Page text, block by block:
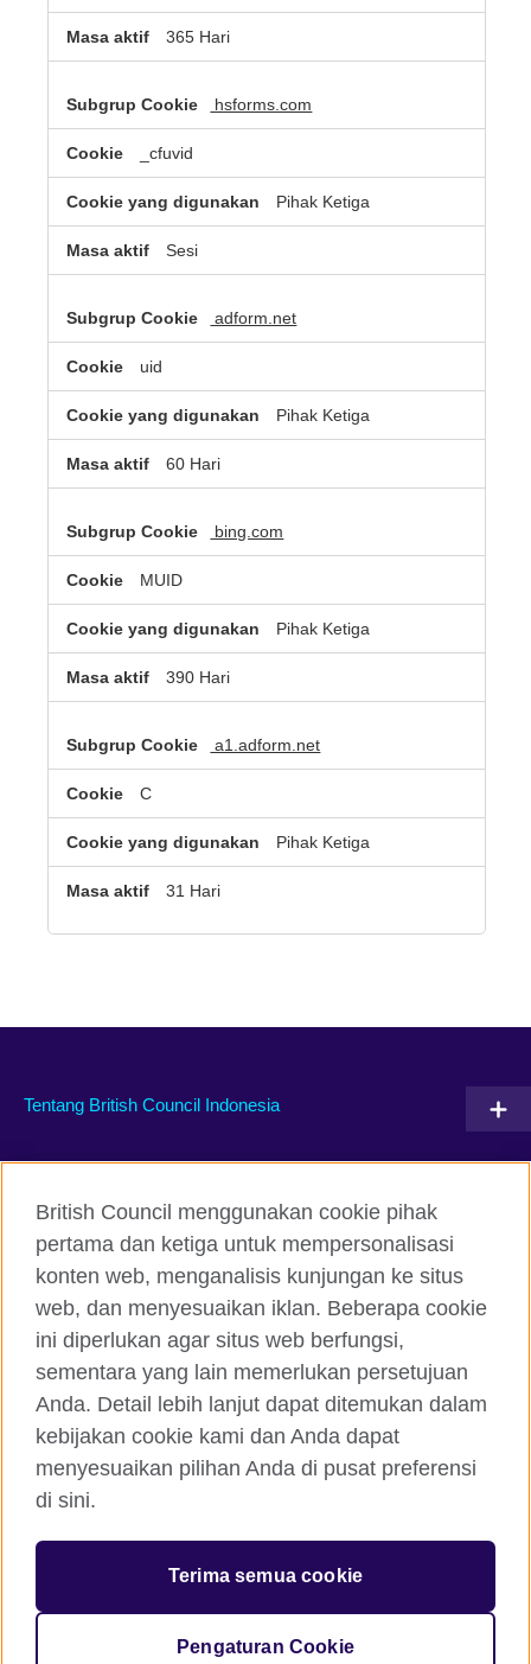
365 Hari
hsforms.com
_cfuvid
Pihak Ketiga
Sesi
adform.net
uid
Pihak Ketiga
60 Hari
bing.com
MUID
Pihak Ketiga
390 Hari
a1.adform.net
C
Pihak Ketiga
31 Hari
Tentang British Council Indonesia
Facebook Instagram
Twitter TikTok
British Council global
Kerahasiaan dan Ketentuan Pemakaian
Cookie
Peta situs
© 2026 British Council
The United Kingdom’s international organisation for cultural
209131 (England and Wales) SC037733 (Scotland)
British Council menggunakan cookie pihak
pertama dan ketiga untuk mempersonalisasi
konten web, menganalisis kunjungan ke situs
web, dan menyesuaikan iklan. Beberapa cookie
ini diperlukan agar situs web berfungsi,
sementara yang lain memerlukan persetujuan
Anda. Detail lebih lanjut dapat ditemukan dalam
kebijakan cookie kami dan Anda dapat
menyesuaikan pilihan Anda di pusat preferensi
di sini.
Terima semua cookie
Pengaturan Cookie